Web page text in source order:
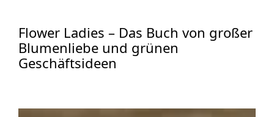
Flower Ladies – Das Buch von großer
Blumenliebe und grünen
Geschäftsideen